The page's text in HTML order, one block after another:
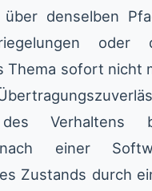
über denselben
Thema sofort nicht
des Verhaltens
nach einer
Zustands durch